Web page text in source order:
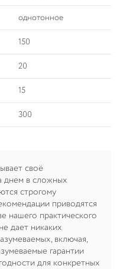
однотонное
150
20
15
300
своё
днем в сложных
строгому
приводятся
нашего практического
дает никаких
включая,
гарантии
для конкретных